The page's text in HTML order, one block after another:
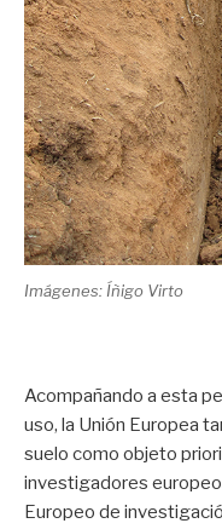
Imágenes: Íñigo Virto
Acompañando a esta
uso, la Unión Europea
suelo como objeto
investigadores
Europeo de